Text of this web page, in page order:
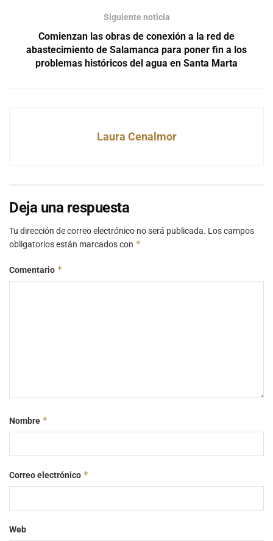
Siguiente noticia
Comienzan las obras de conexión a la red de
abastecimiento de Salamanca para poner fin a los
problemas históricos del agua en Santa Marta
Laura Cenalmor
Deja una respuesta
Tu dirección de correo electrónico no será publicada. Los campos
obligatorios están marcados con *
Comentario *
Nombre *
Correo electrónico *
Web